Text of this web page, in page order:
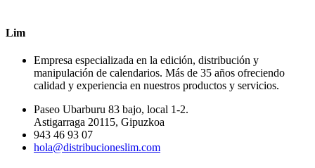
Lim
Empresa especializada en la edición, distribución y
manipulación de calendarios. Más de 35 años ofreciendo
calidad y experiencia en nuestros productos y servicios.
Paseo Ubarburu 83 bajo, local 1-2.
Astigarraga 20115, Gipuzkoa
943 46 93 07
hola@distribucioneslim.com